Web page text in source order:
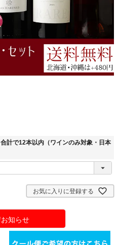
計で12本以内（ワインのみ対象・日本
お気に入りに登録する
知らせ